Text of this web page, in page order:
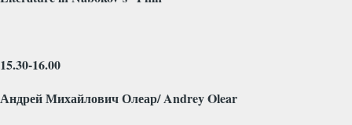
15.30-16.00
Андрей Михайлович Олеар/AndreyOlear